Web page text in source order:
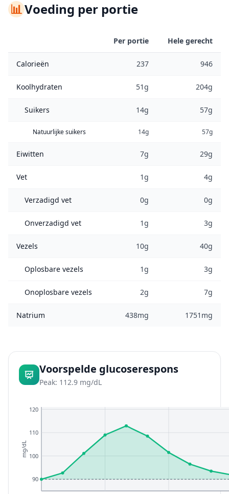
📊Voeding per portie
Per portie Hele gerecht
Calorieën 237 946
Koolhydraten 51g 204g
Suikers 14g 57g
Natuurlijke suikers 14g 57g
Eiwitten 7g 29g
Vet 1g 4g
Verzadigd vet 0g 0g
Onverzadigd vet 1g 3g
Vezels 10g 40g
Oplosbare vezels 1g 3g
Onoplosbare vezels 2g 7g
Natrium 438mg 1751mg
Voorspelde glucoserespons
Peak: 112.9 mg/dL
90
100
110
120
mg/dL